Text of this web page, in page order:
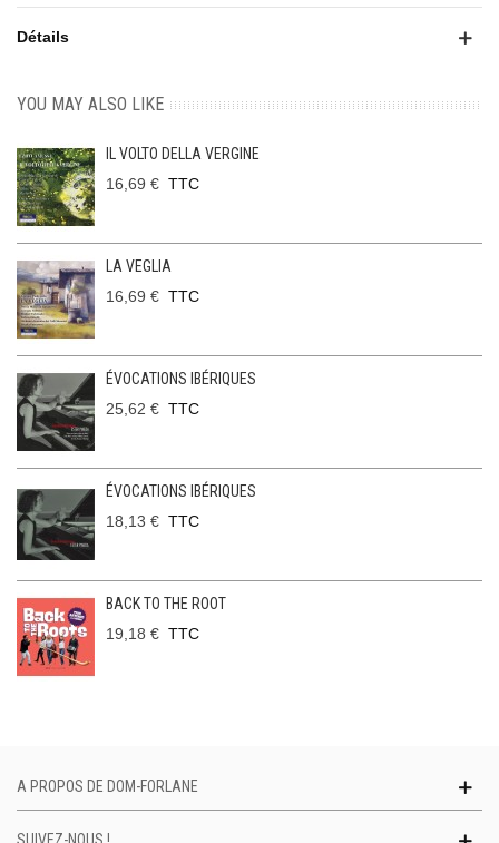
Détails
YOU MAY ALSO LIKE
IL VOLTO DELLA VERGINE
16,69 € TTC
LA VEGLIA
16,69 € TTC
ÉVOCATIONS IBÉRIQUES
25,62 € TTC
ÉVOCATIONS IBÉRIQUES
18,13 € TTC
BACK TO THE ROOT
19,18 € TTC
A PROPOS DE DOM-FORLANE